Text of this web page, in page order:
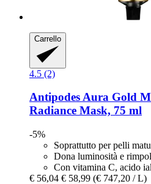
Carrello
4.5 (2)
AntipodesAura Gold
Radiance Mask, 75 ml
-5%
Soprattutto per pelli
Dona luminosità e
Con vitamina C, acido
€ 56,04 € 58,99 (€ 747,20 / L)